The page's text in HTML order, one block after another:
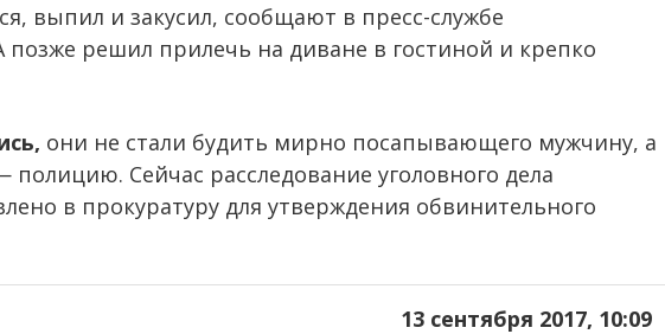
выпил и закусил, сообщают в пресс-службе
решил прилечь на диване в гостиной и крепко
они не стали будить мирно посапывающего мужчину, а
полицию. Сейчас расследование уголовного дела
в прокуратуру для утверждения обвинительного
13 сентября 2017, 10:09